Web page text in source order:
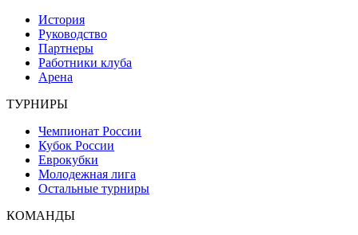
История
Руководство
Партнеры
Работники клуба
Арена
ТУРНИРЫ
Чемпионат России
Кубок России
Еврокубки
Молодежная лига
Остальные турниры
КОМАНДЫ